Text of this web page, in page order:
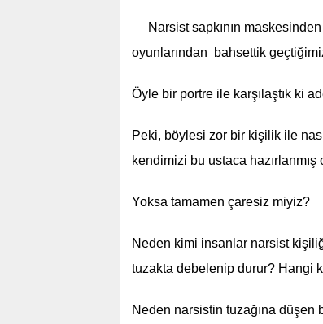
Narsist sapkının
oyunlarından bahsettik
Öyle bir portre ile karşılaştık ki
Peki, böylesi zor bir kişilik ile
kendimizi bu ustaca
Yoksa tamamen çaresiz miyiz?
Neden kimi insanlar narsist
tuzakta debelenip durur? Hangi
Neden narsistin tuzağına düşen